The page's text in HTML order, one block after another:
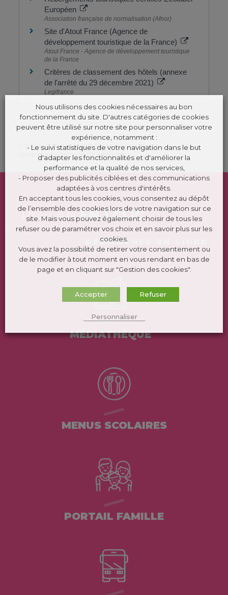
Européen
Association française de normalisation (Afnor)
Site d'Atout France (Agence de
développement touristique de la France)
Atout France - Agence de développement touristique
de la France
Critères de classement des hôtels (annexe
de l'arrêté du 29 décembre 2021)
Legifrance
Direction de l'information légale et administrative
comarquage developpé par
kienso.fr
PLÉLANEN 1 CLIC
DÉMARCHES EN LIGNE
MÉDIATHÈQUE
MENUS SCOLAIRES
PORTAIL FAMILLE
Nous utilisons des cookies nécessaires au bon
fonctionnement du site. D'autres catégories de cookies
peuvent être utilisé sur notre site pour personnaliser votre
expérience, notamment :
- Le suivi statistiques de votre navigation dans le but
d'adapter les fonctionnalités et d'améliorer la
performance et la qualité de nos services,
- Proposer des publicités ciblées et des communications
adaptées à vos centres d'intérêts.
En acceptant tous les cookies, vous consentez au dépôt
de l’ensemble des cookies lors de votre navigation sur ce
site. Mais vous pouvez également choisir de tous les
refuser ou de paramétrer vos choix et en savoir plus sur les
cookies.
Vous avez la possibilité de retirer votre consentement ou
de le modifier à tout moment en vous rendant en bas de
page et en cliquant sur "Gestion des cookies".
Accepter Refuser
Personnaliser